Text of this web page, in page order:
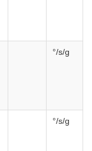
°/s/g
°/s/g